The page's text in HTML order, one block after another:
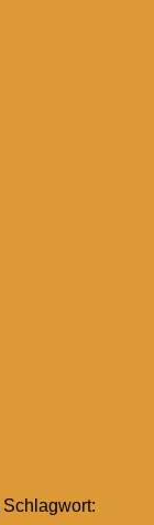
Schlagwort: